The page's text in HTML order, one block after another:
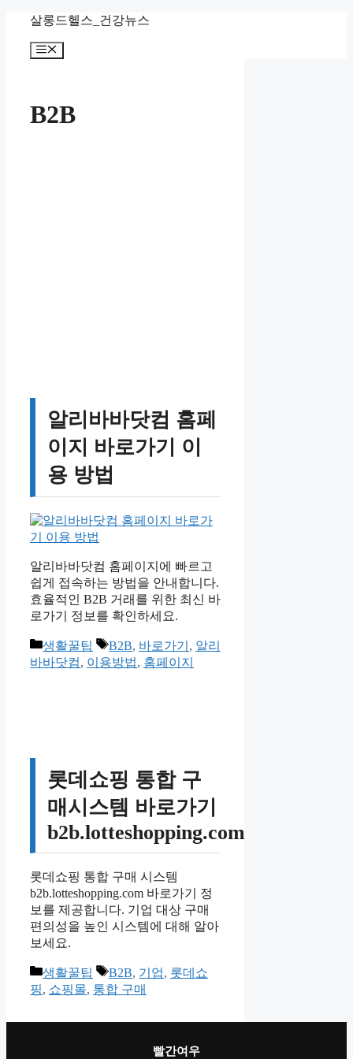
살롱드헬스_건강뉴스
메
B2B
알리바바닷컴 홈페
이지 바로가기 이
용 방법
알리바바닷컴 홈페이지에 빠르고
쉽게 접속하는 방법을 안내합니다.
효율적인 B2B 거래를 위한 최신 바
로가기 정보를 확인하세요.
카
테
생활꿀팁
태
그
B2B, 바로가기 , 알리
바바닷컴, 이용방법, 홈페이지
롯데쇼핑 통합 구
매시스템 바로가기
b2b.lotteshopping.com
롯데쇼핑 통합 구매 시스템
b2b.lotteshopping.com 바로가기 정
보를 제공합니다. 기업 대상 구매
편의성을 높인 시스템에 대해 알아
보세요.
카
테
리
생활꿀팁
태
그
B2B, 기업, 롯데쇼
핑, 쇼핑몰, 통합 구매
빨간여우